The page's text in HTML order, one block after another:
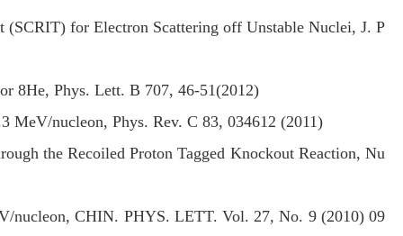
for Electron Scattering off Unstable Nuclei, J. P
8He, Phys. Lett. B 707, 46-51(2012)
MeV/nucleon, Phys. Rev. C 83, 034612 (2011)
the Recoiled Proton Tagged Knockout Reaction, Nu
nucleon, CHIN. PHYS. LETT. Vol. 27, No. 9 (2010) 09